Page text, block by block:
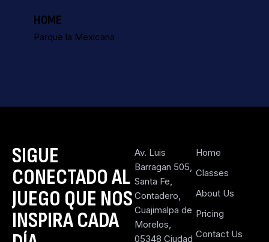
HOME
Parque la Mexicana
Av. Luis
Barragan 505,
Santa Fe,
Contadero,
Cuajimalpa de
Morelos,
05348 Ciudad
Home
Classes
About Us
Pricing
Contact Us
SIGUE
CONECTADO AL
JUEGO QUE NOS
INSPIRA CADA